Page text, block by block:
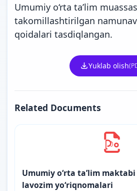
Umumiy o‘rta ta’lim
takomillashtirilgan
qoidalari tasdiqlangan.
Yuklab olish
Related Documents
Umumiy oʻrta taʼlim
lavozim yoʻriqnomalari